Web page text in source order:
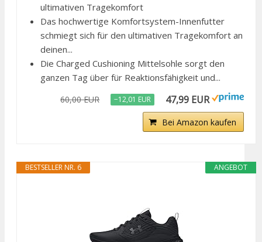
ultimativen Tragekomfort
Das hochwertige Komfortsystem-Innenfutter
schmiegt sich für den ultimativen Tragekomfort an
deinen...
Die Charged Cushioning Mittelsohle sorgt den
ganzen Tag über für Reaktionsfähigkeit und...
60,00 EUR −12,01 EUR 47,99 EUR
Bei Amazon kaufen
ANGEBOT
BESTSELLER NR. 6